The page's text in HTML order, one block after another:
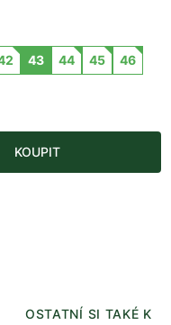
43 44 45 46
KOUPIT
OSTATNÍ SI TAKÉ